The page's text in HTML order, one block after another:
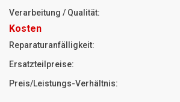
Verarbeitung / Qualität:
Kosten
Reparaturanfälligkeit:
Ersatzteilpreise:
Preis/Leistungs-Verhältnis: